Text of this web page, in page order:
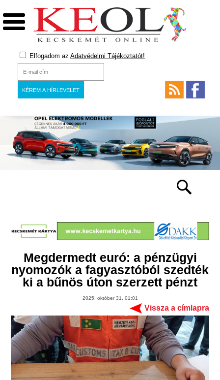
Elfogadom az Adatvédelmi Tájékoztatót!
Megdermedt euró: a pénzügyi
nyomozók a fagyasztóból szedték
ki a bűnös úton szerzett pénzt
2025. október 31. 01:01
Vissza a címlapra